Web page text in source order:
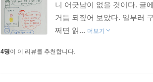
니 어긋남이 없을 것이다. 글
거듭 되짚어 보았다. 일부러
쩌면 읽... 더보기
4명이 이 리뷰를 추천합니다.